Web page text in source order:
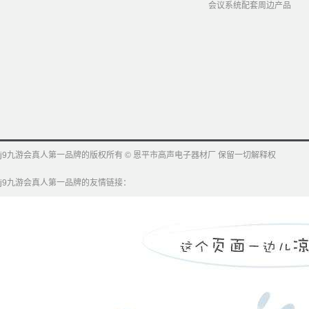
会议系统配套周边产品
j9九游会真人第一品牌的版权所有 © 恩平市高声电子器材厂 保留一切解释权
j9九游会真人第一品牌的友情链接：